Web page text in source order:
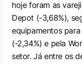
hoje foram as
Depot (-3,68%),
equipamentos
(-2,34%) e pela
setor. Já entre os